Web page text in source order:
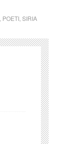
POETI, SIRIA